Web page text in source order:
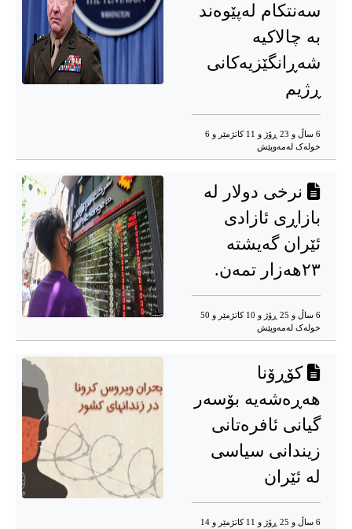
سه‌نتکام لەپێوەند
بە چالاکیە
شەڕانگێزیەکانی
ڕژیم
6 ساڵ و 23 ڕۆژ و 11 کاتژمێر و 6
خوله‌ک له‌مه‌وپێش‌
نرخی دولار لە
بازاڕی ئازادی
ئێران گەیشتە
۲۳هەزار تمەن.
6 ساڵ و 25 ڕۆژ و 10 کاتژمێر و 50
خوله‌ک له‌مه‌وپێش‌
کۆڕۆنا
هەڕەشەیە بۆسەر
گیانی ئافرەتانی
زیندانی سیاسی
لە ئێران
6 ساڵ و 25 ڕۆژ و 11 کاتژمێر و 14